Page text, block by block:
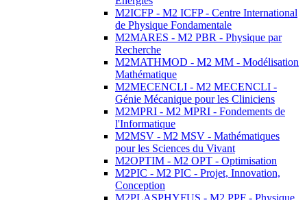
M2ICFP - M2 ICFP - Centre International
de Physique Fondamentale
M2MARES - M2 PBR - Physique par
Recherche
M2MATHMOD - M2 MM - Modélisation
Mathématique
M2MECENCLI - M2 MECENCLI -
Génie Mécanique pour les Cliniciens
M2MPRI - M2 MPRI - Fondements de
l'Informatique
M2MSV - M2 MSV - Mathématiques
pour les Sciences du Vivant
M2OPTIM - M2 OPT - Optimisation
M2PIC - M2 PIC - Projet, Innovation,
Conception
M2PLASPHYFUS - M2 PPF - Physique